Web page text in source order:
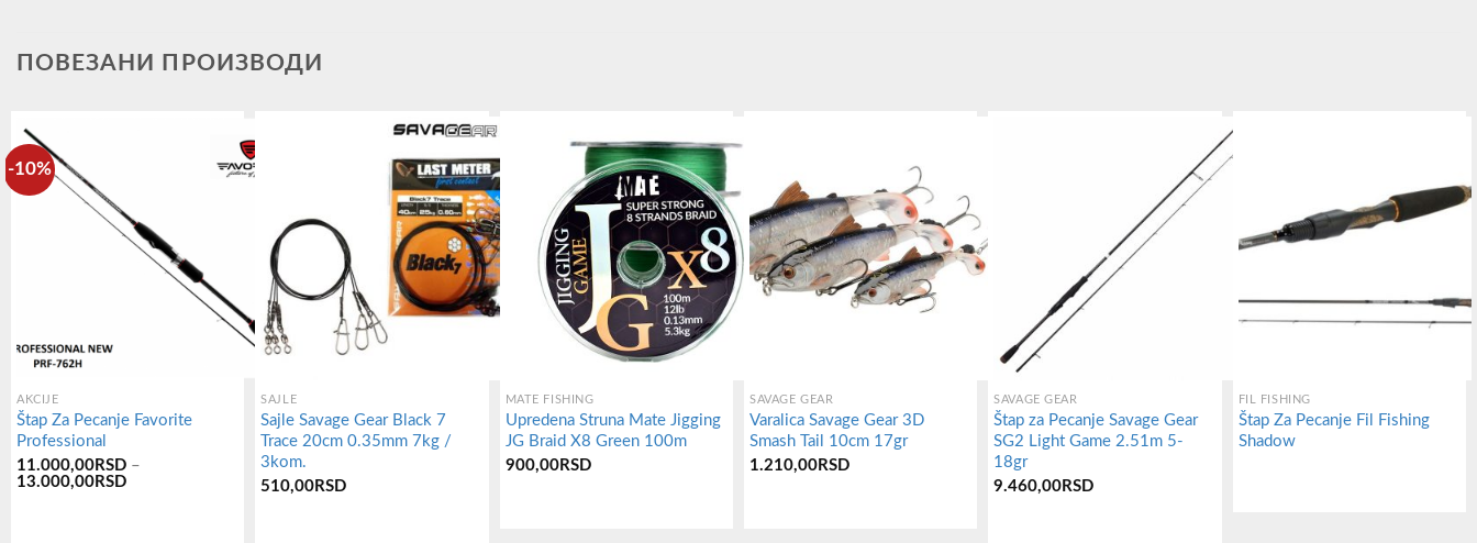
ПОВЕЗАНИ ПРОИЗВОДИ
-10%
AKCIJE
Štap Za Pecanje Favorite
Professional
11.000,00 RSD –
13.000,00 RSDРаспон
SAJLE
Sajle Savage Gear Black 7
Trace 20cm 0.35mm 7kg /
3kom.
510,00 RSD
MATE FISHING
Upredena Struna Mate Jigging
JG Braid X8 Green 100m
900,00RSD
SAVAGE GEAR
Varalica Savage Gear 3D
Smash Tail 10cm 17gr
1.210,00RSD
SAVAGE GEAR
Štap za Pecanje Savage Gear
SG2 Light Game 2.51m 5-
18gr
9.460,00 RSD
FIL FISHING
Štap Za Pecanje Fil Fishing
Shadow